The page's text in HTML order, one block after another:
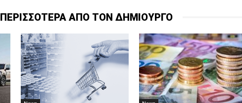
ΠΕΡΙΣΣΟΤΕΡΑ ΑΠΟ ΤΟΝ ΔΗΜΙΟΥΡΓΟ